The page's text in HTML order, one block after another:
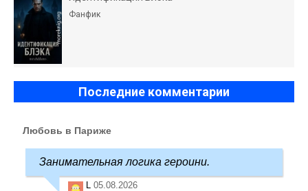
Фанфик
Последние комментарии
Любовь в Париже
Занимательная логика героини.
L 05.08.2026